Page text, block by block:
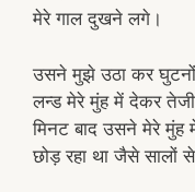
मेरे गाल दुखने लगे।
उसने मुझे उठा कर घुटनों
लन्ड मेरे मुंह में देकर
मिनट बाद उसने मेरे मुंह में
छोड़ रहा था जैसे सालों